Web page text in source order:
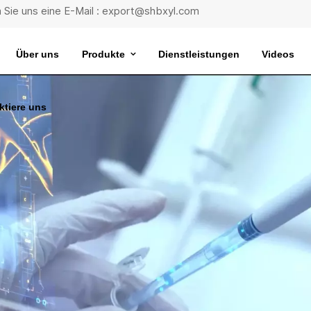
Sie uns eine E-Mail : export@shbxyl.com
Über uns Produkte Dienstleistungen Videos
uns